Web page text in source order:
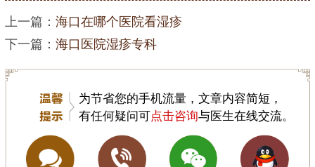
上一篇： 海口在哪个医院看湿疹
下一篇： 海口医院湿疹专科
为节省您的手机流量，文章内容简短，
有任何疑问可点击咨询与医生在线交流。